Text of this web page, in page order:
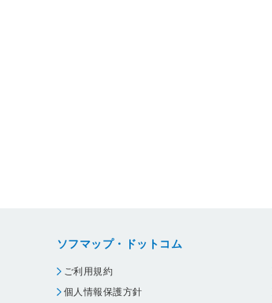
ソフマップ・ドットコム
ご利用規約
個人情報保護方針